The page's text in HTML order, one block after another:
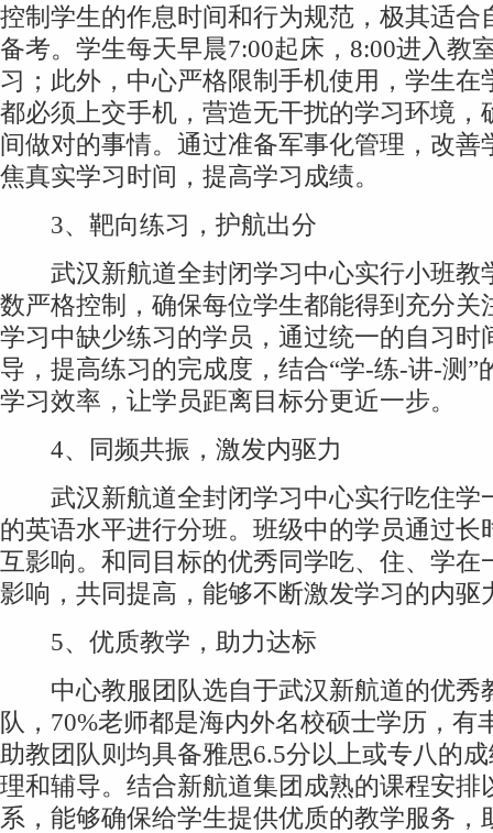
控制学生的作息时间和行为规范，极其适合
备考。学生每天早晨7:00起床，8:00进入教
习；此外，中心严格限制手机使用，学生在
都必须上交手机，营造无干扰的学习环境，
间做对的事情。通过准备军事化管理，改善
焦真实学习时间，提高学习成绩。
3、靶向练习，护航出分
武汉新航道全封闭学习中心实行小班教
数严格控制，确保每位学生都能得到充分关
学习中缺少练习的学员，通过统一的自习时
导，提高练习的完成度，结合“学-练-讲-测”
学习效率，让学员距离目标分更近一步。
4、同频共振，激发内驱力
武汉新航道全封闭学习中心实行吃住学
的英语水平进行分班。班级中的学员通过长
互影响。和同目标的优秀同学吃、住、学在
影响，共同提高，能够不断激发学习的内驱
5、优质教学，助力达标
中心教服团队选自于武汉新航道的优秀
队，70%老师都是海内外名校硕士学历，有
助教团队则均具备雅思6.5分以上或专八的
理和辅导。结合新航道集团成熟的课程安排
系，能够确保给学生提供优质的教学服务，